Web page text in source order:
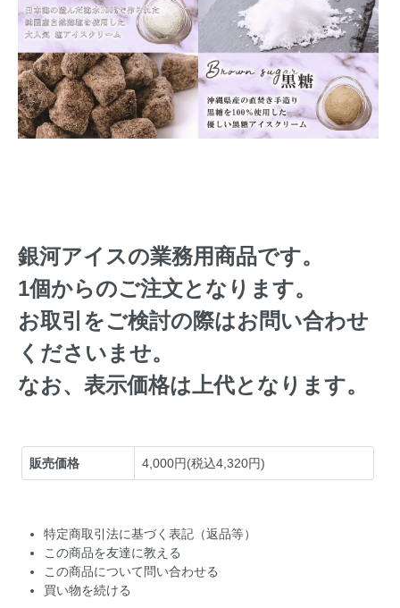
銀河アイスの業務用商品です。
1個からのご注文となります。
お取引をご検討の際はお問い合わせ
くださいませ。
なお、表示価格は上代となります。
販売価格 4,000円(税込4,320円)
特定商取引法に基づく表記（返品等）
この商品を友達に教える
この商品について問い合わせる
買い物を続ける